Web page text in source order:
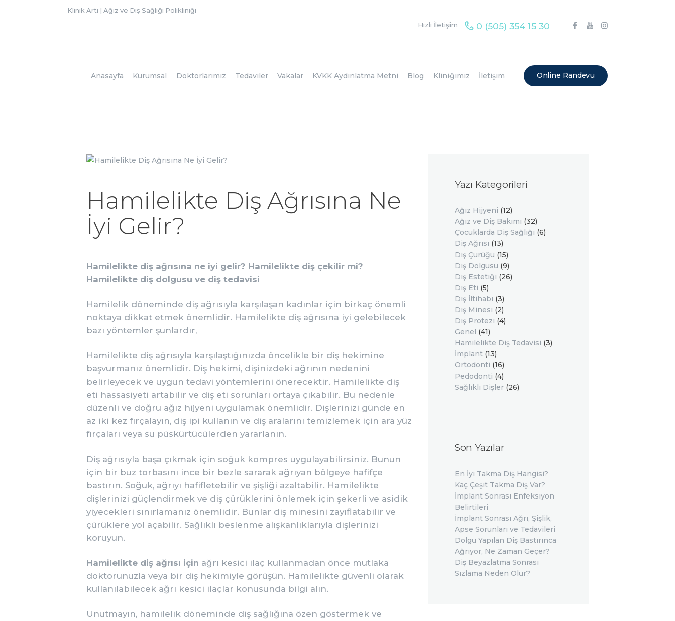
Klinik Artı | Ağız ve Diş Sağlığı Polikliniği
Hızlı İletişim
0 (505) 354 15 30
Anasayfa Kurumsal Doktorlarımız Tedaviler Vakalar KVKK Aydınlatma Metni Blog Kliniğimiz İletişim Online Randevu
TEDAVILER
KLINIĞIMIZ
Hamilelikte Diş Ağrısına Ne
İyi Gelir?
Hamilelikte diş ağrısına ne iyi gelir? Hamilelikte diş çekilir mi?
Hamilelikte diş dolgusu ve diş tedavisi
Hamilelik döneminde diş ağrısıyla karşılaşan kadınlar için birkaç önemli
noktaya dikkat etmek önemlidir. Hamilelikte diş ağrısına iyi gelebilecek
bazı yöntemler şunlardır,
Hamilelikte diş ağrısıyla karşılaştığınızda öncelikle bir diş hekimine
başvurmanız önemlidir. Diş hekimi, dişinizdeki ağrının nedenini
belirleyecek ve uygun tedavi yöntemlerini önerecektir. Hamilelikte diş
eti hassasiyeti artabilir ve diş eti sorunları ortaya çıkabilir. Bu nedenle
düzenli ve doğru ağız hijyeni uygulamak önemlidir. Dişlerinizi günde en
az iki kez fırçalayın, diş ipi kullanın ve diş aralarını temizlemek için ara yüz
fırçaları veya su püskürtücülerden yararlanın.
Diş ağrısıyla başa çıkmak için soğuk kompres uygulayabilirsiniz. Bunun
için bir buz torbasını ince bir bezle sararak ağrıyan bölgeye hafifçe
bastırın. Soğuk, ağrıyı hafifletebilir ve şişliği azaltabilir. Hamilelikte
dişlerinizi güçlendirmek ve diş çürüklerini önlemek için şekerli ve asidik
yiyecekleri sınırlamanız önemlidir. Bunlar diş minesini zayıflatabilir ve
çürüklere yol açabilir. Sağlıklı beslenme alışkanlıklarıyla dişlerinizi
koruyun.
Hamilelikte diş ağrısı için ağrı kesici ilaç kullanmadan önce mutlaka
doktorunuzla veya bir diş hekimiyle görüşün. Hamilelikte güvenli olarak
kullanılabilecek ağrı kesici ilaçlar konusunda bilgi alın.
Unutmayın, hamilelik döneminde diş sağlığına özen göstermek ve
Yazı Kategorileri
Ağız Hijyeni (12)
Ağız ve Diş Bakımı (32)
Çocuklarda Diş Sağlığı (6)
Diş Ağrısı (13)
Diş Çürüğü (15)
Diş Dolgusu (9)
Diş Estetiği (26)
Diş Eti (5)
Diş İltihabı (3)
Diş Minesi (2)
Diş Protezi (4)
Genel (41)
Hamilelikte Diş Tedavisi (3)
İmplant(13)
Ortodonti (16)
Pedodonti (4)
Sağlıklı Dişler(26)
Son Yazılar
En İyi Takma Diş Hangisi?
Kaç Çeşit Takma Diş Var?
İmplant Sonrası Enfeksiyon
Belirtileri
İmplant Sonrası Ağrı, Şişlik,
Apse Sorunları ve Tedavileri
Dolgu Yapılan Diş Bastırınca
Ağrıyor, Ne Zaman Geçer?
Diş Beyazlatma Sonrası
Sızlama Neden Olur?